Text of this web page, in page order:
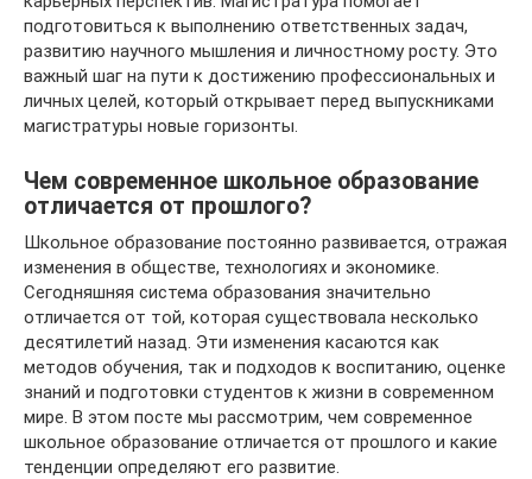
подготовиться к выполнению ответственных задач,
развитию научного мышления и личностному росту. Это
важный шаг на пути к достижению профессиональных и
личных целей, который открывает перед выпускниками
магистратуры новые горизонты.
Чем современное школьное образование
отличается от прошлого?
Школьное образование постоянно развивается, отражая
изменения в обществе, технологиях и экономике.
Сегодняшняя система образования значительно
отличается от той, которая существовала несколько
десятилетий назад. Эти изменения касаются как
методов обучения, так и подходов к воспитанию, оценке
знаний и подготовки студентов к жизни в современном
мире. В этом посте мы рассмотрим, чем современное
школьное образование отличается от прошлого и какие
тенденции определяют его развитие.